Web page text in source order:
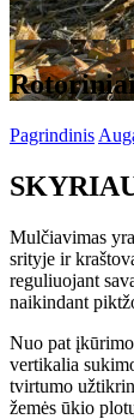
Pagrindinis
Mulčiavimas
srityje ir
reguliuojant
naikindant
Nuo pat
vertikalia
tvirtumo
žemės ūkio